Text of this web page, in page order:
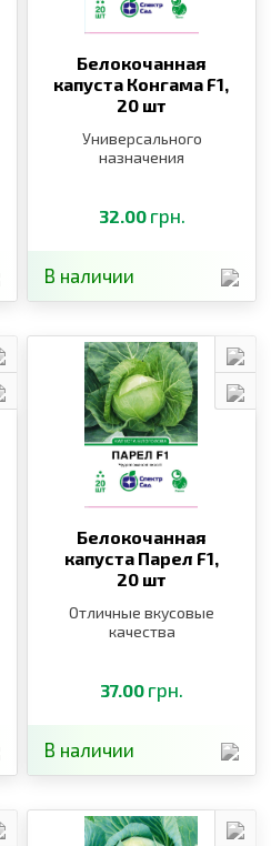
Белокочанная
капуста Конгама F1,
20 шт
Универсального
назначения
32.00 грн.
В наличии
Белокочанная
капуста Парел F1,
20 шт
Отличные вкусовые
качества
37.00 грн.
В наличии